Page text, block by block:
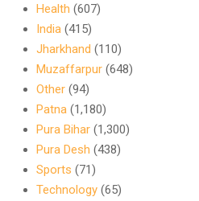
Health (607)
India (415)
Jharkhand (110)
Muzaffarpur (648)
Other (94)
Patna (1,180)
Pura Bihar (1,300)
Pura Desh (438)
Sports (71)
Technology (65)